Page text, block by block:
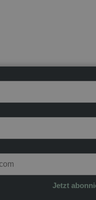
Jetzt